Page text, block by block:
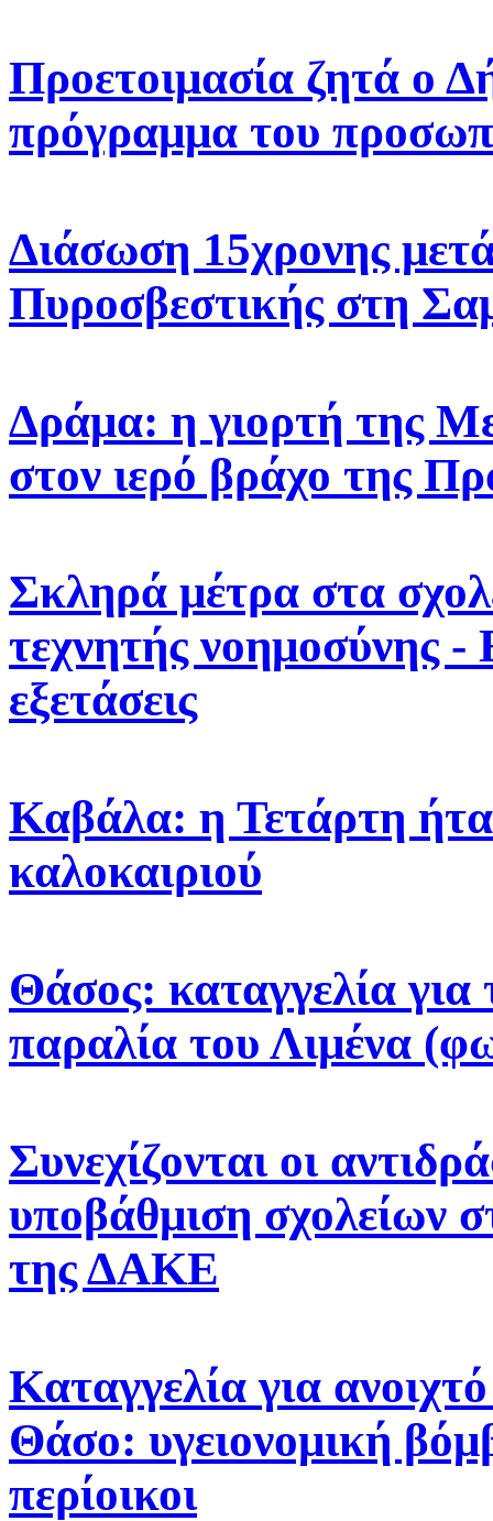
Προετοιμασία ζητά ο
πρόγραμμα του
Διάσωση 15χρονης
Πυροσβεστικής στη
Δράμα: η γιορτή της
στον ιερό βράχο της
Σκληρά μέτρα στα
τεχνητής νοημοσύνης -
εξετάσεις
Καβάλα: η Τετάρτη
καλοκαιριού
Θάσος: καταγγελία για
παραλία του Λιμένα
Συνεχίζονται οι
υποβάθμιση σχολείων
της ΔΑΚΕ
Καταγγελία για
Θάσο: υγειονομική
περίοικοι